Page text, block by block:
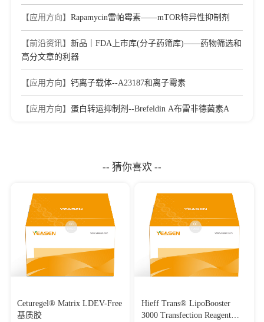
【应用方向】 Rapamycin雷帕霉素——mTOR特异性抑制剂
【前沿资讯】 新品｜FDA上市库(分子药筛库)——药物筛选和
高分文章的利器
【应用方向】 钙离子载体--A23187和离子霉素
【应用方向】 蛋白转运抑制剂--Brefeldin A布雷非德菌素A
-- 猜你喜欢 --
Ceturegel® Matrix LDEV-Free
基质胶
Hieff Trans® LipoBooster
3000 Transfection Reagent